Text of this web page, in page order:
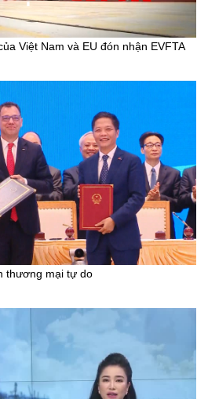
Việt Nam và EU đón nhận EVFTA
thương mại tự do